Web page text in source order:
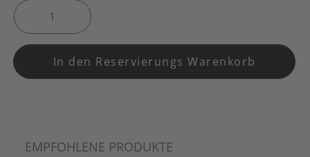
In den Reservierungs Warenkorb
EMPFOHLENE PRODUKTE